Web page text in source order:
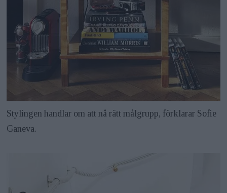
Stylingen handlar om att nå rätt målgrupp, förklarar Sofie
Ganeva.